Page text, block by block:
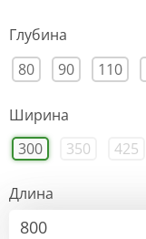
Глубина
80
90 110
Ширина
300
350 425
Длина
800